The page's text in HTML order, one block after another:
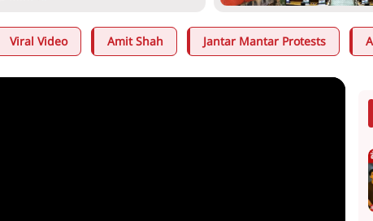
Viral Video Amit Shah Jantar Mantar Protests